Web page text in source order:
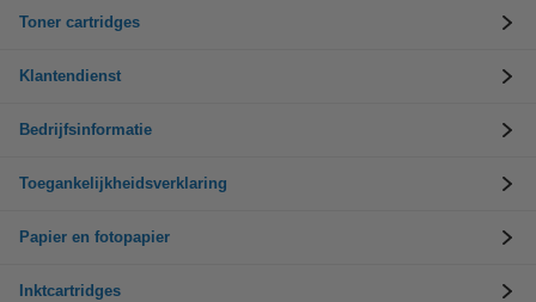
Toner cartridges
Klantendienst
Bedrijfsinformatie
Toegankelijkheidsverklaring
Papier en fotopapier
Inktcartridges